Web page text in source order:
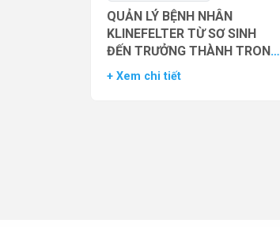
QUẢN LÝ BỆNH NHÂN
KLINEFELTER TỪ SƠ SINH
ĐẾN TRƯỞNG THÀNH TRONG
THỰC HÀNH HỖ TRỢ SINH
+ Xem chi tiết